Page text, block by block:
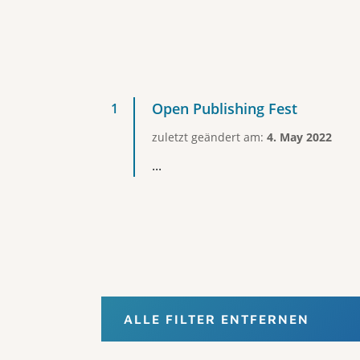
Open Publishing Fest
zuletzt geändert am: 4. May 2022
...
ALLE FILTER ENTFERNEN